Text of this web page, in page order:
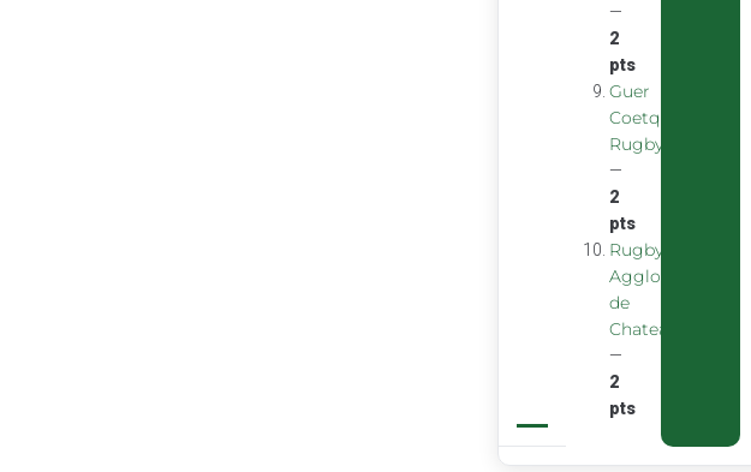
—
2
pts
Guer
Coetquidan
Rugby
—
2
pts
Rugby
Agglomeration
de
Chateaubourg
—
2
pts